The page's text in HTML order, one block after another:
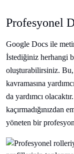
Profesyonel
Google Docs ile
İstediğiniz herhangi
oluşturabilirsiniz.
kavramasına
da yardımcı
kaçırmadığınızdan
yöneten bir